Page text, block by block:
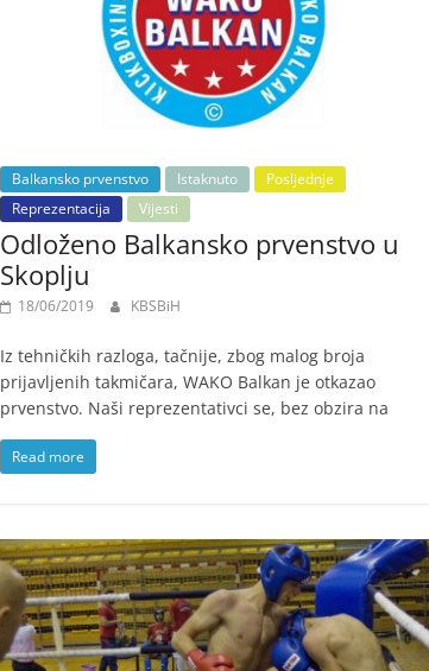
Balkansko prvenstvo Istaknuto
Posljednje
Reprezentacija
Vijesti
Odloženo Balkansko prvenstvo u
Skoplju
18/06/2019 KBSBiH
Iz tehničkih razloga, tačnije, zbog malog broja
prijavljenih takmičara, WAKO Balkan je otkazao
prvenstvo. Naši reprezentativci se, bez obzira na
Read more